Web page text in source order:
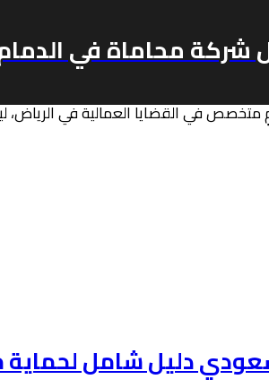
محاماة في
متخصص في القضايا العمالية في
دليل شامل لحماية